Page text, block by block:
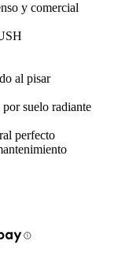
y comercial
al pisar
suelo radiante
perfecto